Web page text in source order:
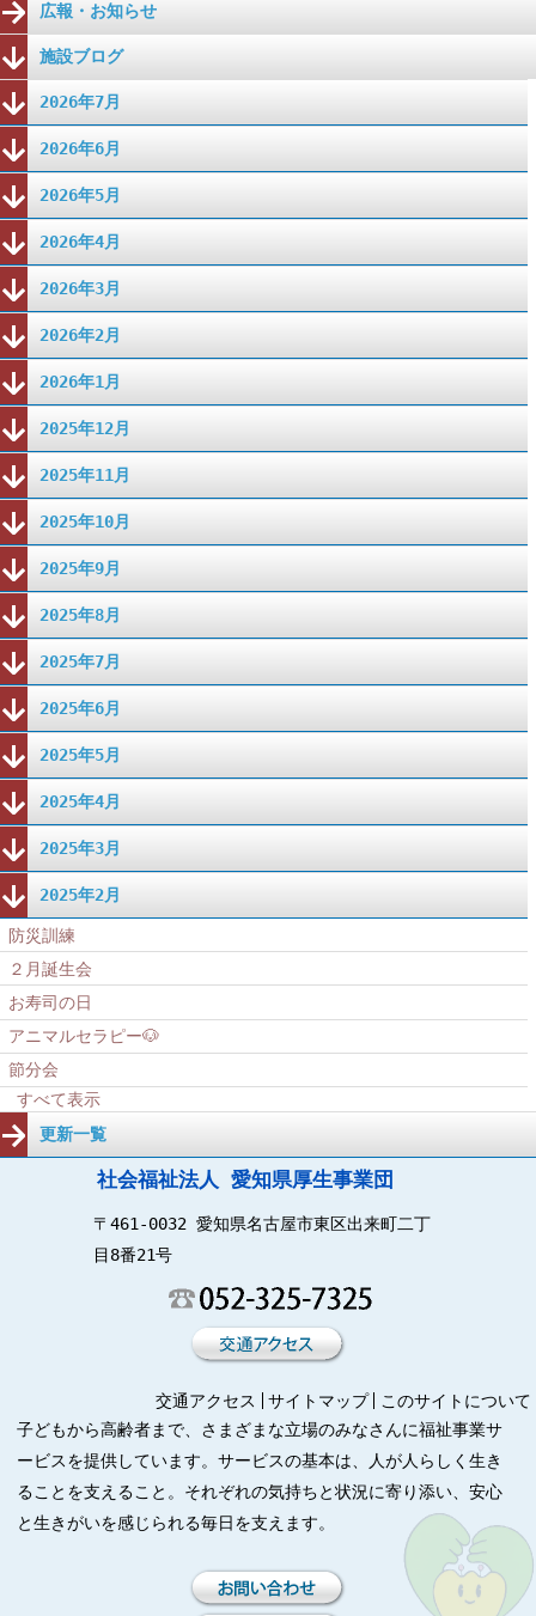
広報・お知らせ
施設ブログ
2026年7月
2026年6月
2026年5月
2026年4月
2026年3月
2026年2月
2026年1月
2025年12月
2025年11月
2025年10月
2025年9月
2025年8月
2025年7月
2025年6月
2025年5月
2025年4月
2025年3月
2025年2月
防災訓練
２月誕生会
お寿司の日
アニマルセラピー🐶
節分会
すべて表示
更新一覧
社会福祉法人 愛知県厚生事業団
〒461-0032 愛知県名古屋市東区出来町二丁
目8番21号
交通アクセス サイトマップ
このサイトについて
子どもから高齢者まで、さまざまな立場のみなさんに福祉事業サ
ービスを提供しています。サービスの基本は、人が人らしく生き
ることを支えること。それぞれの気持ちと状況に寄り添い、安心
と生きがいを感じられる毎日を支えます。